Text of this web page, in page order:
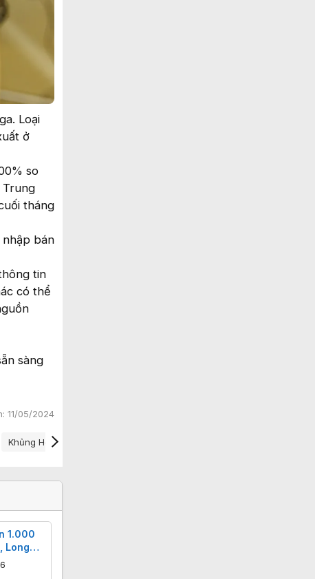
Loại
ở
so
Trung
tháng
nhập bán
tin
có thể
sàng
11/05/2024
Khủng Hoảng Chip
1.000
Long
trứng